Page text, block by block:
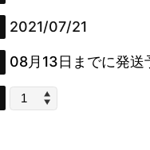
2021/07/21
08月13日までに発送